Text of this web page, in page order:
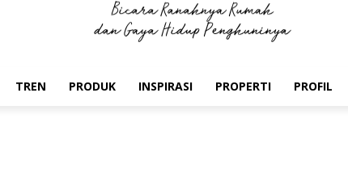
TREN PRODUK INSPIRASI PROPERTI PROFIL